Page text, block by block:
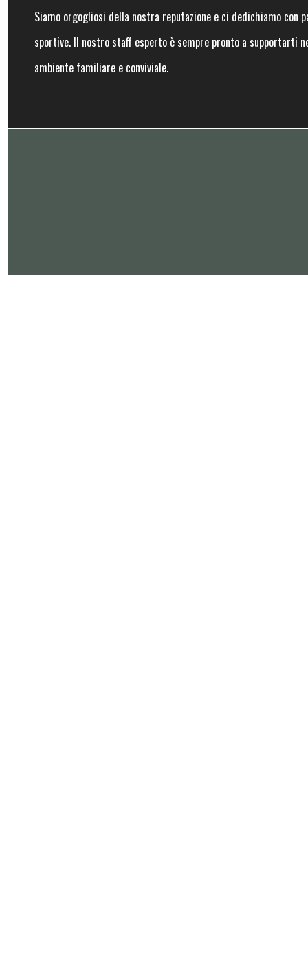
Siamo orgogliosi della nostra reputazione e ci dedichiamo
sportive. Il nostro staff esperto è sempre pronto a supportarti
ambiente familiare e conviviale.